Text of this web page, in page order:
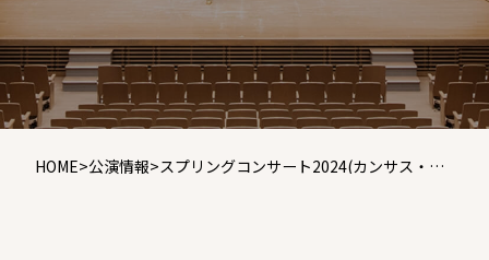
HOME>公演情報>スプリングコンサート2024(カンサス・ク